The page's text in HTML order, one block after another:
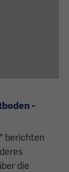
-
berichten
die